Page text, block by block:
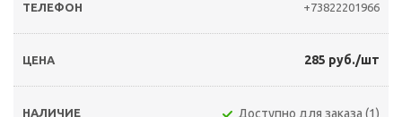
+73822201966
285 руб./шт
Доступно для заказа (1)